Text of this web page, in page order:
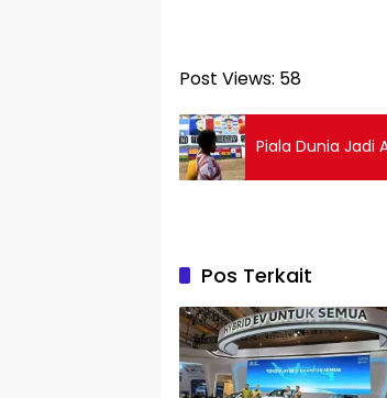
Post Views: 58
Piala Dunia Jadi
Pos Terkait